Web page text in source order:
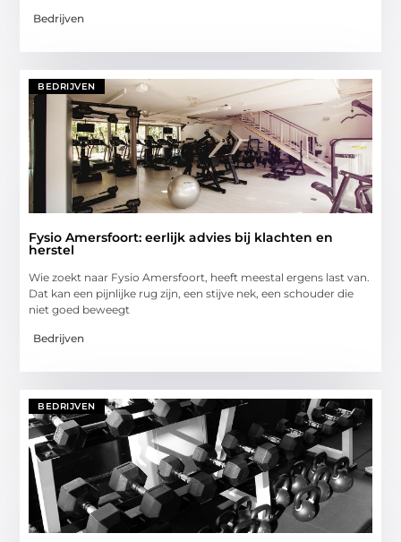
Bedrijven
BEDRIJVEN
Fysio Amersfoort: eerlijk advies bij klachten en
herstel
Wie zoekt naar Fysio Amersfoort, heeft meestal ergens last van.
Dat kan een pijnlijke rug zijn, een stijve nek, een schouder die
niet goed beweegt
Bedrijven
BEDRIJVEN